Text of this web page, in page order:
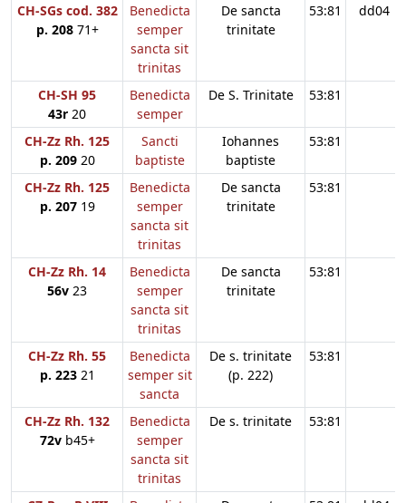
CH-SGs cod. 382
p. 20871+
Benedicta
semper
sancta sit
trinitas
De sancta
trinitate
53:81 dd04
CH-SH 95
43r 20
Benedicta
semper
De S. Trinitate 53:81
CH-Zz Rh. 125
p. 20920
Sancti
baptiste
Iohannes
baptiste
53:81
CH-Zz Rh. 125
p. 20719
Benedicta
semper
sancta sit
trinitas
De sancta
trinitate
53:81
CH-Zz Rh. 14
56v 23
Benedicta
semper
sancta sit
trinitas
De sancta
trinitate
53:81
CH-Zz Rh. 55
p. 22321
Benedicta
semper sit
sancta
De s. trinitate
(p. 222)
53:81
CH-Zz Rh. 132
72vb45+
Benedicta
semper
sancta sit
trinitas
De s. trinitate 53:81